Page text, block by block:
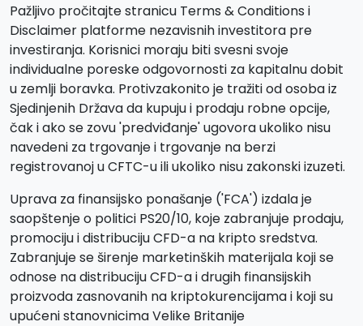
Pažljivo pročitajte stranicu Terms & Conditions i
Disclaimer platforme nezavisnih investitora pre
investiranja. Korisnici moraju biti svesni svoje
individualne poreske odgovornosti za kapitalnu dobit
u zemlji boravka. Protivzakonito je tražiti od osoba iz
Sjedinjenih Država da kupuju i prodaju robne opcije,
čak i ako se zovu 'predviđanje' ugovora ukoliko nisu
navedeni za trgovanje i trgovanje na berzi
registrovanoj u CFTC-u ili ukoliko nisu zakonski izuzeti.
Uprava za finansijsko ponašanje ('FCA') izdala je
saopštenje o politici PS20/10, koje zabranjuje prodaju,
promociju i distribuciju CFD-a na kripto sredstva.
Zabranjuje se širenje marketinških materijala koji se
odnose na distribuciju CFD-a i drugih finansijskih
proizvoda zasnovanih na kriptokurencijama i koji su
upućeni stanovnicima Velike Britanije